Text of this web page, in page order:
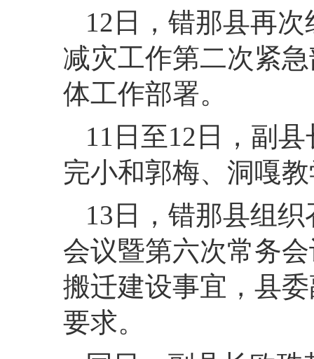
12日， 错那县再次
减灾工作第二次紧
体工作部署。
11 日至12日， 副县
完小和郭梅、洞嘎
13日， 错那县组织
会议暨第六次常务
搬迁建设事宜，县
要求。